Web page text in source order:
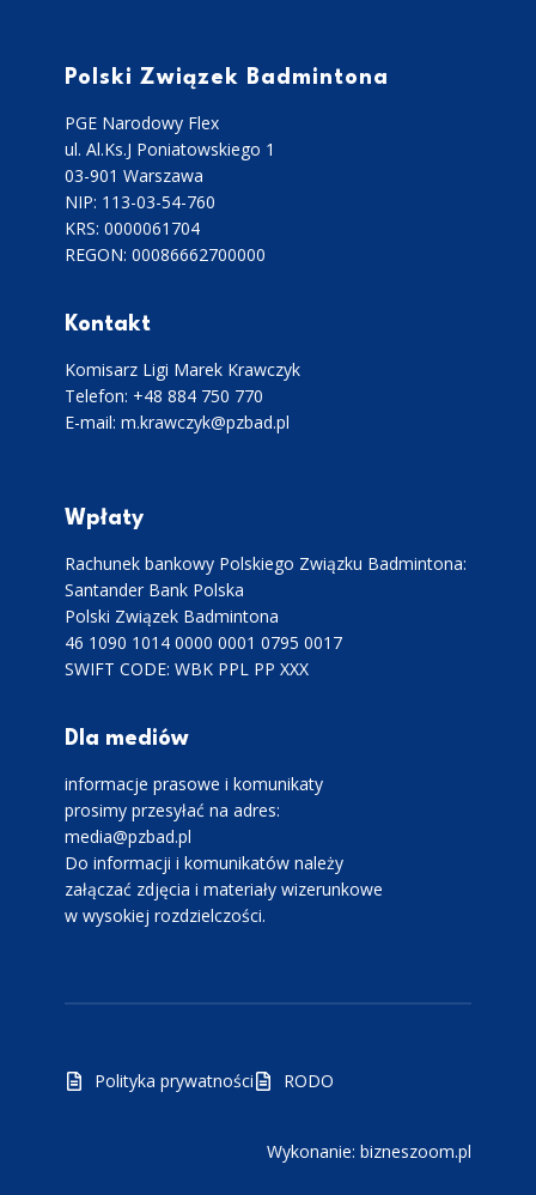
Polski Związek Badmintona
PGE Narodowy Flex
ul. Al.Ks.J Poniatowskiego 1
03-901 Warszawa
NIP: 113-03-54-760
KRS: 0000061704
REGON: 00086662700000
Kontakt
Komisarz Ligi Marek Krawczyk
Telefon: +48 884 750 770
E-mail: m.krawczyk@pzbad.pl
Wpłaty
Rachunek bankowy Polskiego Związku Badmintona:
Santander Bank Polska
Polski Związek Badmintona
46 1090 1014 0000 0001 0795 0017
SWIFT CODE: WBK PPL PP XXX
Dla mediów
informacje prasowe i komunikaty
prosimy przesyłać na adres:
media@pzbad.pl
Do informacji i komunikatów należy
załączać zdjęcia i materiały wizerunkowe
w wysokiej rozdzielczości.
Polityka prywatności RODO
Wykonanie: bizneszoom.pl